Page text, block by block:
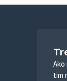
Ako
tim